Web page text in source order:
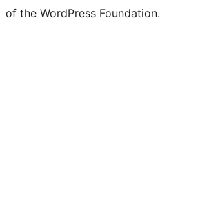
of the WordPress Foundation.